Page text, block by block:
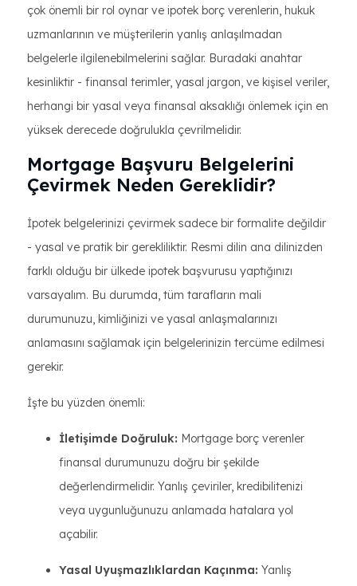
çok önemli bir rol oynar ve ipotek borç verenlerin, hukuk
uzmanlarının ve müşterilerin yanlış anlaşılmadan
belgelerle ilgilenebilmelerini sağlar. Buradaki anahtar
kesinliktir - finansal terimler, yasal jargon, ve kişisel veriler,
herhangi bir yasal veya finansal aksaklığı önlemek için en
yüksek derecede doğrulukla çevrilmelidir.
Mortgage Başvuru Belgelerini
Çevirmek Neden Gereklidir?
İpotek belgelerinizi çevirmek sadece bir formalite değildir
- yasal ve pratik bir gerekliliktir. Resmi dilin ana dilinizden
farklı olduğu bir ülkede ipotek başvurusu yaptığınızı
varsayalım. Bu durumda, tüm tarafların mali
durumunuzu, kimliğinizi ve yasal anlaşmalarınızı
anlamasını sağlamak için belgelerinizin tercüme edilmesi
gerekir.
İşte bu yüzden önemli:
İletişimde Doğruluk: Mortgage borç verenler
finansal durumunuzu doğru bir şekilde
değerlendirmelidir. Yanlış çeviriler, kredibilitenizi
veya uygunluğunuzu anlamada hatalara yol
açabilir.
Yasal Uyuşmazlıklardan Kaçınma: Yanlış